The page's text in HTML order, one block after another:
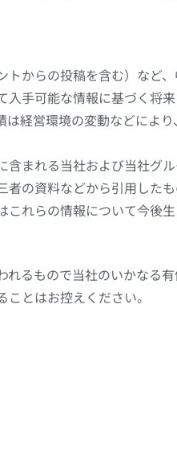
トからの投稿を含む）など
入手可能な情報に基づく将
経営環境の変動などによ
含まれる当社および当社グ
者の資料などから引用した
これらの情報について今後
るもので当社のいかなる
とはお控えください。